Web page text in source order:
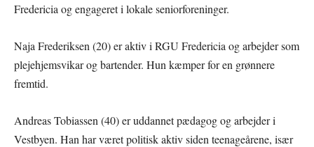
Fredericia og engageret i lokale seniorforeninger.
Naja Frederiksen (20) er aktiv i RGU Fredericia og arbejder som
plejehjemsvikar og bartender. Hun kæmper for en grønnere
fremtid.
Andreas Tobiassen (40) er uddannet pædagog og arbejder i
Vestbyen. Han har været politisk aktiv siden teenageårene, især